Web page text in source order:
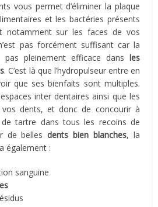
vous permet d’éliminer la plaque
et les bactéries présents
notamment sur les faces de vos
pas forcément suffisant car la
pleinement efficace dans les
. C’est là que l’hydropulseur entre en
que ses bienfaits sont multiples.
inter dentaires ainsi que les
dents, et donc de concourir à
tartre dans tous les recoins de
de bellesdents bien blanches, la
également :
sanguine